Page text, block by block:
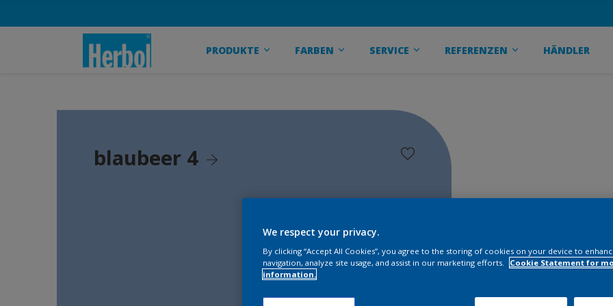
PRODUKTE FARBEN SERVICE REFERENZEN HÄNDLER
blaubeer 4
We respect your privacy.
By clicking “Accept All Cookies”, you agree to the storing of cookies on your device to
navigation, analyze site usage, and assist in our marketing efforts.
Cookie Statement for
information.